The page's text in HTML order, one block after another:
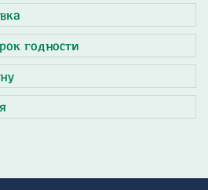
годности